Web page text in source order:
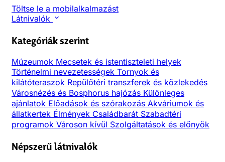
Töltse le a mobilalkalmazást
Látnivalók
Kategóriák szerint
Múzeumok Mecsetek és istentiszteleti helyek
Történelmi nevezetességek Tornyok és
kilátóteraszok Repülőtéri transzferek és közlekedés
Városnézés és Bosphorus hajózás Különleges
ajánlatok Előadások és szórakozás Akváriumok és
állatkertek Élmények Családbarát Szabadtéri
programok Városon kívül Szolgáltatások és előnyök
Népszerű látnivalók